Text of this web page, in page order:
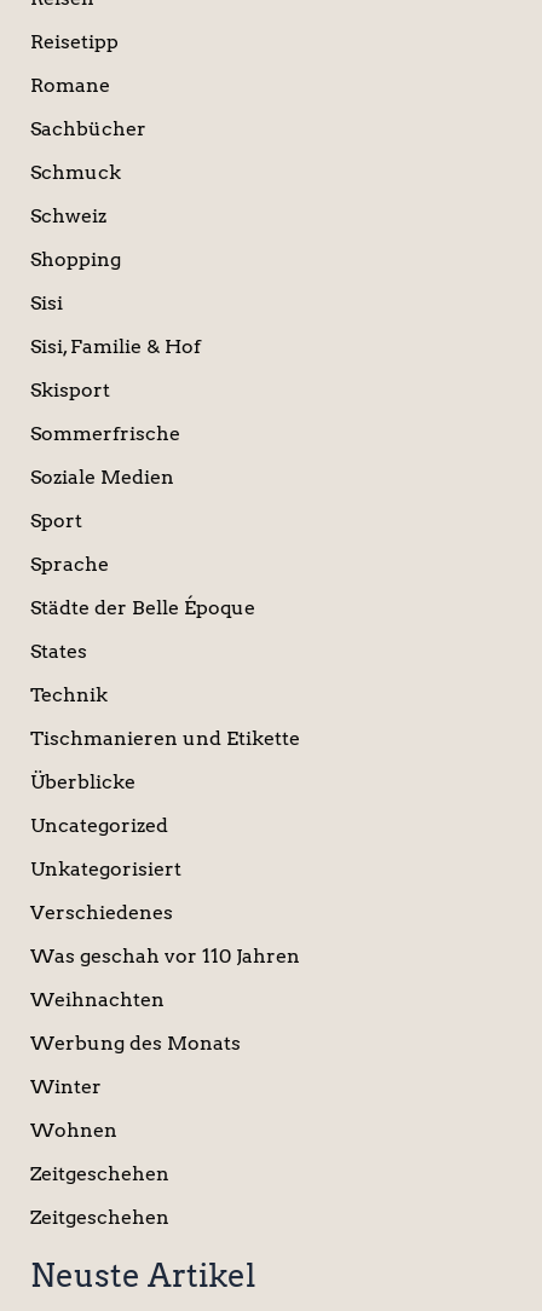
Reisetipp
Romane
Sachbücher
Schmuck
Schweiz
Shopping
Sisi
Sisi, Familie & Hof
Skisport
Sommerfrische
Soziale Medien
Sport
Sprache
Städte der Belle Époque
States
Technik
Tischmanieren und Etikette
Überblicke
Uncategorized
Unkategorisiert
Verschiedenes
Was geschah vor 110 Jahren
Weihnachten
Werbung des Monats
Winter
Wohnen
Zeitgeschehen
Zeitgeschehen
Neuste Artikel